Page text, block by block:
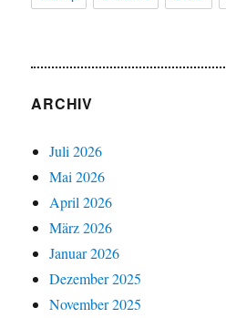
ARCHIV
Juli 2026
Mai 2026
April 2026
März 2026
Januar 2026
Dezember 2025
November 2025